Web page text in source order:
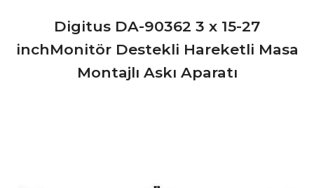
Digitus DA-90362 3 x 15-27
inchMonitör Destekli Hareketli Masa
Montajlı Askı Aparatı